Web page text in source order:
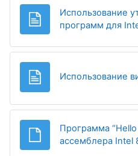
Использование
программ для
Использование
Программа “Hello
ассемблера Intel